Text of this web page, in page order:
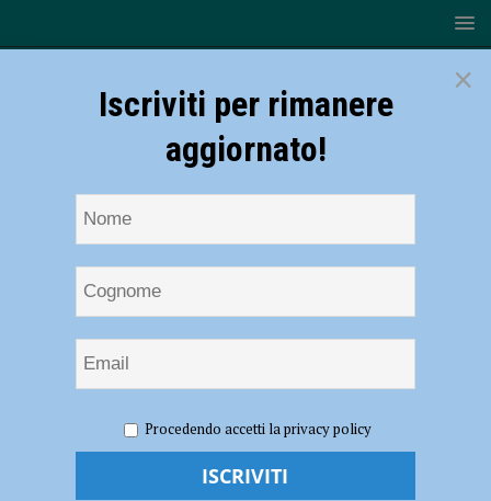
fuori provincia, dodici alloggi alla Scuola di polizia
Operatori sanitari da fuori provincia,
×
Iscriviti per rimanere
aggiornato!
Procedendo accetti la privacy policy